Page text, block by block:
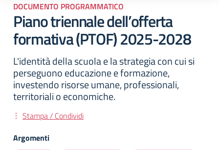
DOCUMENTO PROGRAMMATICO
Piano triennale dell’offerta
formativa (PTOF) 2025-2028
L'identità della scuola e la strategia con cui si
perseguono educazione e formazione,
investendo risorse umane, professionali,
territoriali o economiche.
Stampa / Condividi
Argomenti